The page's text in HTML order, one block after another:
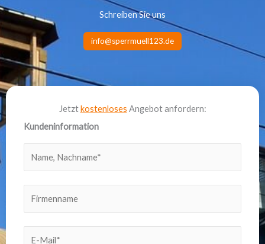
Schreiben Sie uns
info@sperrmuell123.de
Jetztkostenloses Angebot anfordern:
Kundeninformation